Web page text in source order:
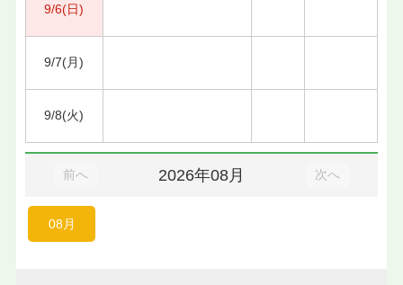
9/6(日)
9/7(月)
9/8(火)
前へ 2026年08月 次へ
08月